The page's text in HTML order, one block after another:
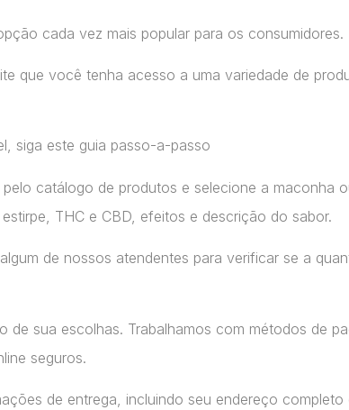
cada vez mais popular para os consumidores.
que você tenha acesso a uma variedade de
siga este guia passo-a-passo
catálogo de produtos e selecione a maconha
THC e CBD, efeitos e descrição do sabor.
de nossos atendentes para verificar se a
sua escolhas. Trabalhamos com métodos de
seguros.
de entrega, incluindo seu endereço